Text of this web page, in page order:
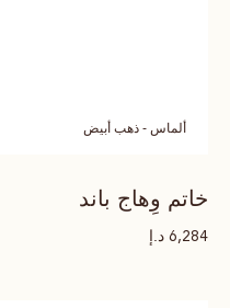
ألماس - ذهب أبيض
خاتم وِهاج باند
6,284 د.إ